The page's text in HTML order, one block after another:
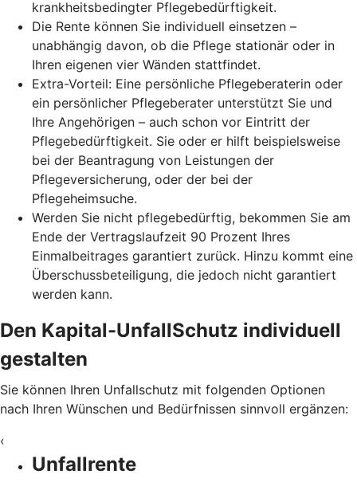
krankheitsbedingter Pflegebedürftigkeit.
Die Rente können Sie individuell einsetzen –
unabhängig davon, ob die Pflege stationär oder in
Ihren eigenen vier Wänden stattfindet.
Extra-Vorteil: Eine persönliche Pflegeberaterin oder
ein persönlicher Pflegeberater unterstützt Sie und
Ihre Angehörigen – auch schon vor Eintritt der
Pflegebedürftigkeit. Sie oder er hilft beispielsweise
bei der Beantragung von Leistungen der
Pflegeversicherung, oder der bei der
Pflegeheimsuche.
Werden Sie nicht pflegebedürftig, bekommen Sie am
Ende der Vertragslaufzeit 90 Prozent Ihres
Einmalbeitrages garantiert zurück. Hinzu kommt eine
Überschussbeteiligung, die jedoch nicht garantiert
werden kann.
Den Kapital-UnfallSchutz individuell
gestalten
Sie können Ihren Unfallschutz mit folgenden Optionen
nach Ihren Wünschen und Bedürfnissen sinnvoll ergänzen:
‹
Unfallrente